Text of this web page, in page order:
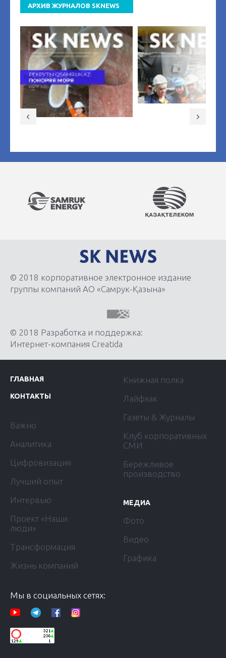
© 2018 корпоративное электронное издание
группы компаний АО «Самрук-Қазына»
© 2018 Разработка и поддержка:
Интернет-компания Creatida
ГЛАВНАЯ
КОНТАКТЫ
Важно
Аналитика
Цифровизация
Лучший опыт
Интервью
Проект «Наши
люди»
Трансформация
Жизнь компаний
Книжная полка
Лайфхак
Газеты & Журналы
Клуб корпоративных
СМИ
Бережливое
производство
МЕДИА
Фото
Видео
Графика
Мы в социальных сетях: